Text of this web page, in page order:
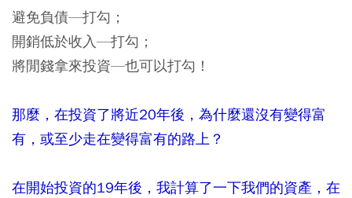
避免負債—打勾；
開銷低於收入—打勾；
將閒錢拿來投資—也可以打勾！
那麼，在投資了將近20年後，為什麼還沒有變得富
有，或至少走在變得富有的路上？
在開始投資的19年後，我計算了一下我們的資產，在